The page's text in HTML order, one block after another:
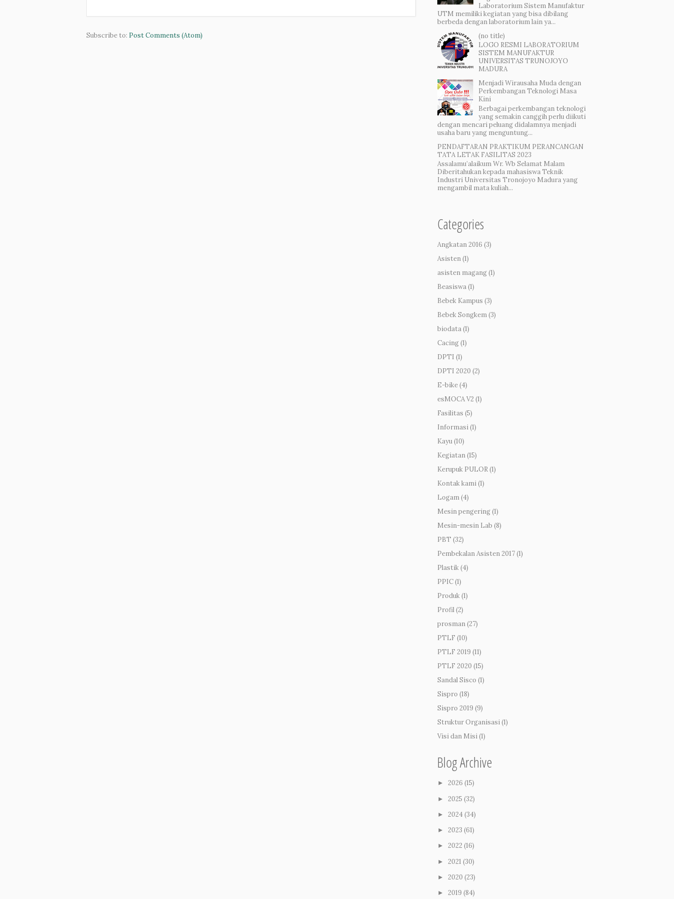
Subscribe to: Post Comments (Atom)
Laboratorium Sistem Manufaktur
UTM memiliki kegiatan yang bisa dibilang
berbeda dengan laboratorium lain ya...
(no title)
LOGO RESMI LABORATORIUM
SISTEM MANUFAKTUR
UNIVERSITAS TRUNOJOYO
MADURA
Menjadi Wirausaha Muda dengan
Perkembangan Teknologi Masa
Kini
Berbagai perkembangan teknologi
yang semakin canggih perlu diikuti
dengan mencari peluang didalamnya menjadi
usaha baru yang menguntung...
PENDAFTARAN PRAKTIKUM PERANCANGAN
TATA LETAK FASILITAS 2023
Assalamu’alaikum Wr. Wb Selamat Malam
Diberitahukan kepada mahasiswa Teknik
Industri Universitas Tronojoyo Madura yang
mengambil mata kuliah...
Categories
Angkatan 2016 (3)
Asisten(1)
asisten magang(1)
Beasiswa(1)
Bebek Kampus (3)
Bebek Songkem(3)
biodata(1)
Cacing(1)
DPTI (1)
DPTI 2020 (2)
E-bike(4)
esMOCA V2 (1)
Fasilitas (5)
Informasi(1)
Kayu(10)
Kegiatan(15)
Kerupuk PULOR(1)
Kontak kami(1)
Logam(4)
Mesin pengering(1)
Mesin-mesin Lab (8)
PBT (32)
Pembekalan Asisten 2017(1)
Plastik(4)
PPIC(1)
Produk(1)
Profil(2)
prosman(27)
PTLF (10)
PTLF 2019 (11)
PTLF 2020 (15)
Sandal Sisco (1)
Sispro (18)
Sispro 2019 (9)
Struktur Organisasi(1)
Visi dan Misi(1)
Blog Archive
► 2026 (15)
► 2025 (32)
► 2024(34)
► 2023 (61)
► 2022 (16)
► 2021 (30)
► 2020 (23)
► 2019 (84)